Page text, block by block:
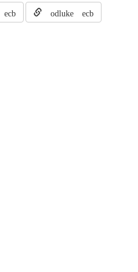
ecb odluke ecb